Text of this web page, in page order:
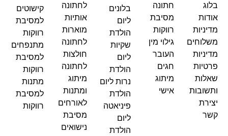
בלוג
אודות
מדיניות
משלוחים
מדיניות
פרטיות
שאלות
ותשובות
יצירת
קשר
חתונה
מסיבת
רווקות
גילוי מין
העובר
חגים
מיתוג
אישי
בלונים
ליום
הולדת
שקיות
ליום
הולדת
נרות ליום
הולדת
פיניאטה
ליום
הולדת
לחתונה
אותיות
מוארות
לחתונה
חולצות
לחתונה
מיתוג
ומתנות
לאורחים
מסיבת
נישואים
קישוטים
למסיבת
רווקות
מתנפחים
למסיבת
רווקות
מתנות
למסיבת
רווקות